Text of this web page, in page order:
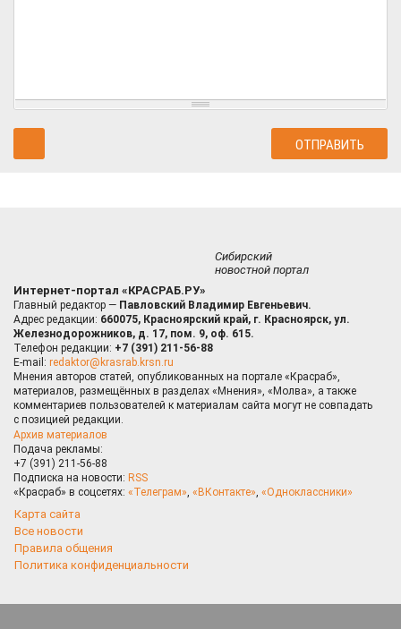
Сибирский
новостной портал
Интернет-портал «КРАСРАБ.РУ»
Главный редактор — Павловский Владимир Евгеньевич.
Адрес редакции: 660075, Красноярский край, г. Красноярск, ул.
Железнодорожников, д. 17, пом. 9, оф. 615.
Телефон редакции: +7 (391) 211-56-88
E-mail: redaktor@krasrab.krsn.ru
Мнения авторов статей, опубликованных на портале «Красраб»,
материалов, размещённых в разделах «Мнения», «Молва», а также
комментариев пользователей к материалам сайта могут не совпадать
с позицией редакции.
Архив материалов
Подача рекламы:
+7 (391) 211-56-88
Подписка на новости: RSS
«Красраб» в соцсетях: «Телеграм», «ВКонтакте», «Одноклассники»
Карта сайта
Все новости
Правила общения
Политика конфиденциальности